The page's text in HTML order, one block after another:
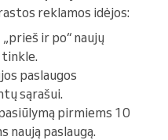
reklamos idėjos:
ir po“ naujų
tinkle.
paslaugos
sąrašui.
pirmiems 10
naują paslaugą.